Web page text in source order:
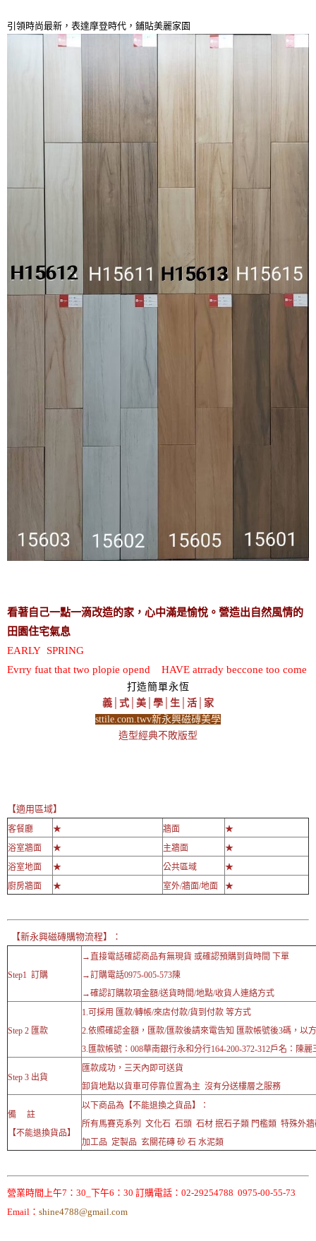
引領時尚最新，表達摩登時代，鋪貼美麗家園
看著自己一點一滴改造的家，心中滿是愉悅。營造出自然風情的
田園住宅氣息
EARLY SPRING
Evrry fuat that two plopie opend HAVE atrrady beccone too come
打造簡單永恆
義│式│美│學│生│活│家
sttile.com.twv新永興磁磚美學
造型經典不敗版型
【適用區域】
客餐廳 ★ 牆面
★
浴室牆面
★ 主牆面
★
浴室地面
★ 公共區域
★
廚房牆面
★ 室外/牆面/地面 ★
【新永興磁磚購物流程】：
Step1 訂購
→直接電話確認商品有無現貨 或確認預購到貨時間 下單
→訂購電話0975-005-573陳
→確認訂購款項金額/送貨時間/地點/收貨人連絡方式
Step 2 匯款
1.可採用 匯款/轉帳/來店付款/貨到付款 等方式
2.依照確認金額，匯款/匯款後請來電告知 匯款帳號後3碼，以
3.匯款帳號：008華南銀行永和分行164-200-372-312戶名：陳麗
Step 3 出貨
匯款成功，三天內即可送貨
卸貨地點以貨車可停靠位置為主 沒有分送樓層之服務
備 註
【不能退換貨品】
以下商品為【不能退換之貨品】：
所有馬賽克系列 文化石 石頭 石材 抿石子類 門檻類 特殊外
加工品 定製品 玄關花磚 砂 石 水泥類
營業時間上午7：30_下午6：30 訂購電話：02-29254788 0975-00-55-73
Email： shine4788@gmail.com